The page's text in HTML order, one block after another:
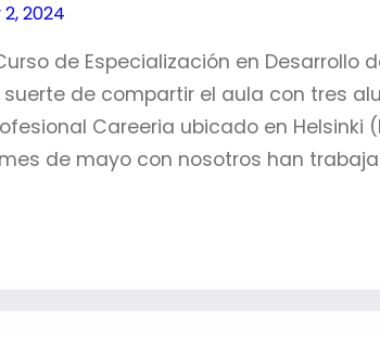
2024
de Especialización en Desarrollo
de compartir el aula con tres
Careeria ubicado en Helsinki
de mayo con nosotros han